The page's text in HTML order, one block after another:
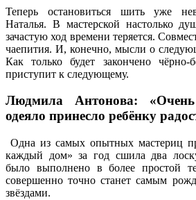
Теперь остановиться шить уже
Наталья. В мастерской настолько
зачастую ход времени теряется.
чаепития. И, конечно, мысли о
Как только будет закончено
приступит к следующему.
Людмила Антонова:
одеяло принесло ребёнку
Одна из самых опытных мастериц
каждый дом» за год сшила два
было выполнено в более простой
совершенно точно станет самым
звёздами.